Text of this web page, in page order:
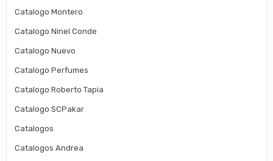
Catalogo Montero
Catalogo Ninel Conde
Catalogo Nuevo
Catalogo Perfumes
Catalogo Roberto Tapia
Catalogo SCPakar
Catalogos
Catalogos Andrea